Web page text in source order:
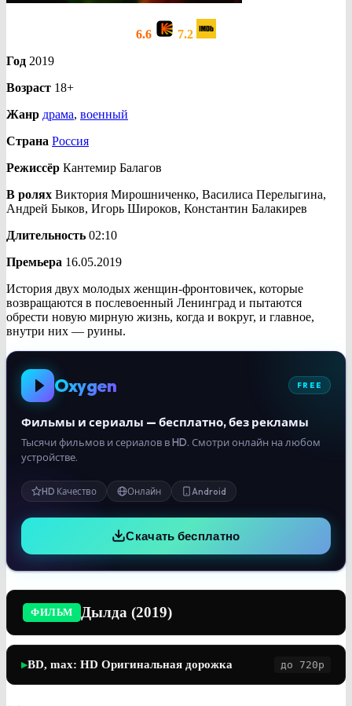
6.6
7.2
Год 2019
Возраст 18+
Жанр драма, военный
Страна Россия
Режиссёр Кантемир Балагов
В ролях Виктория Мирошниченко, Василиса Перелыгина,
Андрей Быков, Игорь Широков, Константин Балакирев
Длительность 02:10
Премьера 16.05.2019
История двух молодых женщин-фронтовичек, которые
возвращаются в послевоенный Ленинград и пытаются
обрести новую мирную жизнь, когда и вокруг, и главное,
внутри них — руины.
Oxygen FREE
Фильмы и сериалы — бесплатно, без рекламы
Тысячи фильмов и сериалов в HD. Смотри онлайн на любом
устройстве.
HD Качество Онлайн Android
Скачать бесплатно
ФИЛЬМ Дылда (2019)
▶BD, max: HD Оригинальная дорожка до 720p